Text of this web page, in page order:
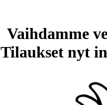
Vaihdamme
Tilaukset nyt